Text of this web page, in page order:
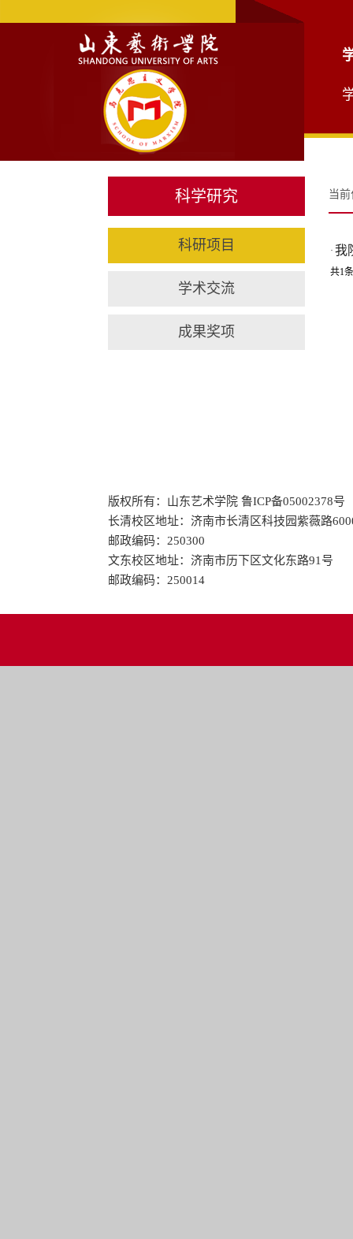
科学研究
科研项目
学术交流
成果奖项
当
· 我
共1
版权所有：山东艺术学院 鲁ICP备05002378号
长清校区地址：济南市长清区科技园紫薇路
邮政编码：250300
文东校区地址：济南市历下区文化东路91号
邮政编码：250014